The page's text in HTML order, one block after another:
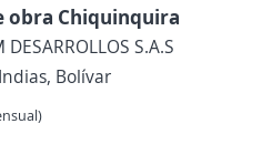
obra Chiquinquira
DESARROLLOS S.A.S
Bolívar